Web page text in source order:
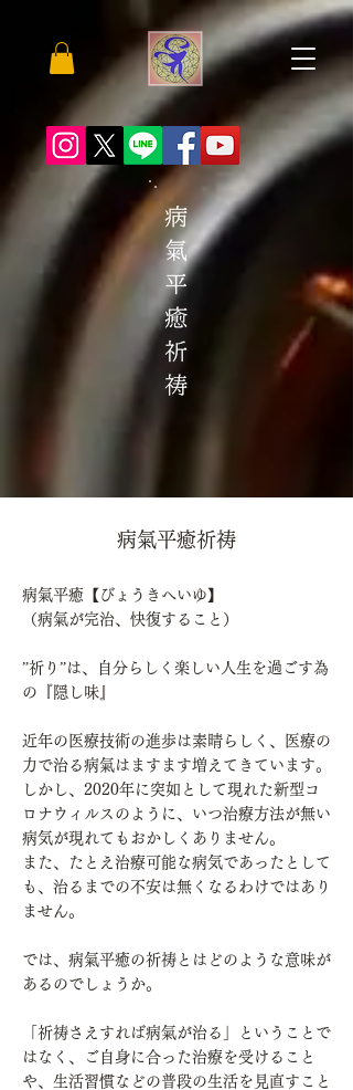
病氣平癒祈祷
病氣平癒【びょうきへいゆ】
（病氣が完治、快復すること）
”祈り”は、自分らしく楽しい人生を過ごす為
の『隠し味』
近年の医療技術の進歩は素晴らしく、医療の
力で治る病氣はますます増えてきています。
しかし、2020年に突如として現れた新型コ
ロナウィルスのように、いつ治療方法が無い
病気が現れてもおかしくありません。
また、たとえ治療可能な病気であったとして
も、治るまでの不安は無くなるわけではあり
ません。
では、病氣平癒の祈祷とはどのような意味が
あるのでしょうか。
「祈祷さえすれば病氣が治る」ということで
はなく、ご自身に合った治療を受けること
や、生活習慣などの普段の生活を見直すこと